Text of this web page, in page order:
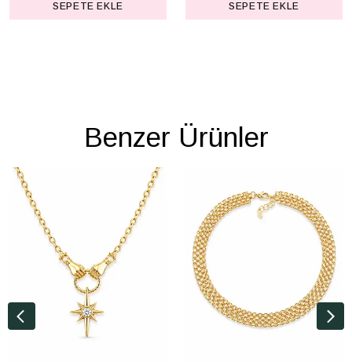
SEPETE EKLE SEPETE EKLE
Benzer Ürünler